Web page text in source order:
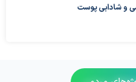
و شادابی پوست